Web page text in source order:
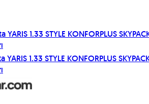
YARIS 1.33 STYLE KONFORPLUS
YARIS 1.33 STYLE KONFORPLUS